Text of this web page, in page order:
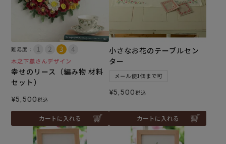
難易度：
木之下薫さんデザイン
幸せのリース（編み物 材料
セット）
¥5,500税込
カートに入れる
小さなお花のテーブルセン
ター
メール便1個まで可
¥5,500税込
カートに入れる